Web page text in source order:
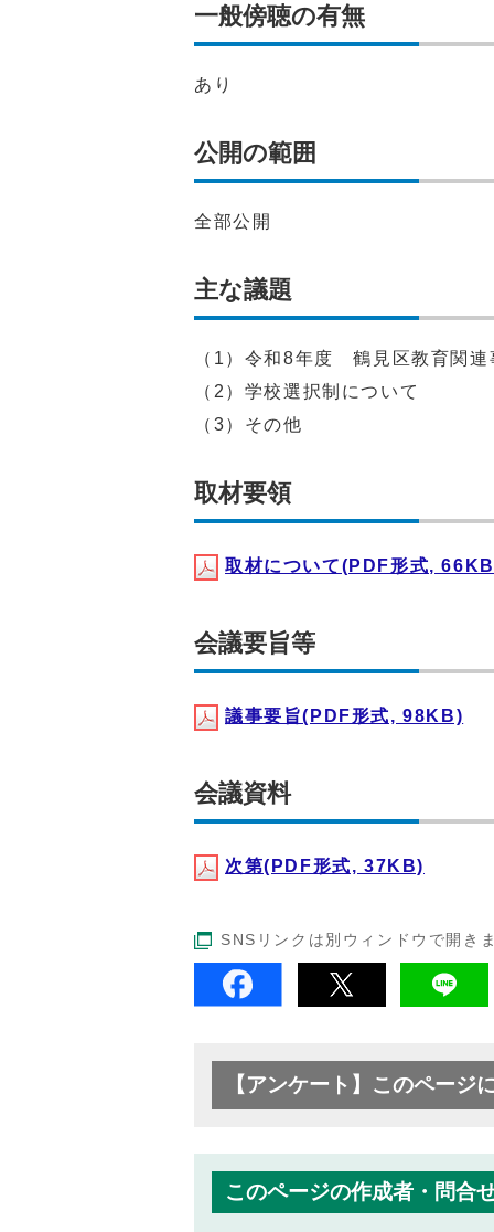
一般傍聴の有無
あり
公開の範囲
全部公開
主な議題
（1）令和8年度 鶴見区教育関連
（2）学校選択制について
（3）その他
取材要領
取材について(PDF形式,
会議要旨等
議事要旨(PDF形式, 98KB)
会議資料
次第(PDF形式, 37KB)
SNSリンクは別ウィンドウで開き
【アンケート】このページ
このページの作成者・問合